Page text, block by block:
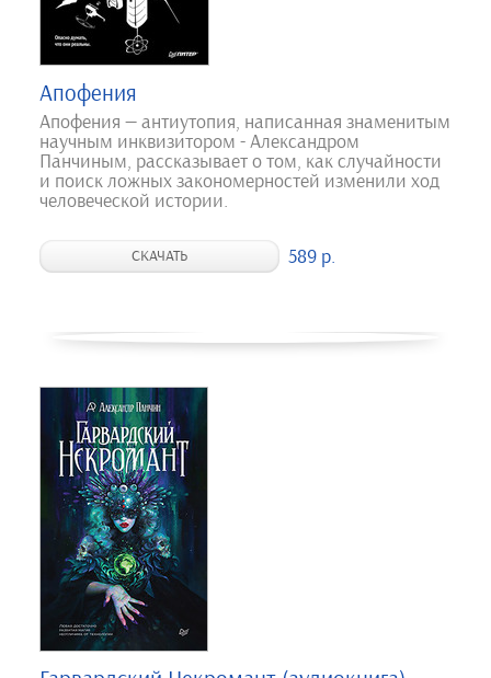
Апофения
Апофения — антиутопия, написанная знаменитым
научным инквизитором - Александром
Панчиным, рассказывает о том, как случайности
и поиск ложных закономерностей изменили ход
человеческой истории.
СКАЧАТЬ 589 р.